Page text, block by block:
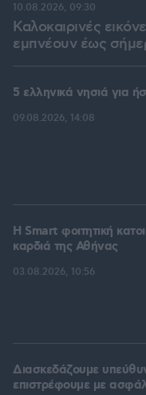
Καλοκαιρινές
εμπνέουν έως
10.08.2026, 09:30
5 ελληνικά νησιά για
09.08.2026, 14:08
Η Smart φοιτητική
καρδιά της Αθήνας
03.08.2026, 10:56
Διασκεδάζουμε
επιστρέφουμε με